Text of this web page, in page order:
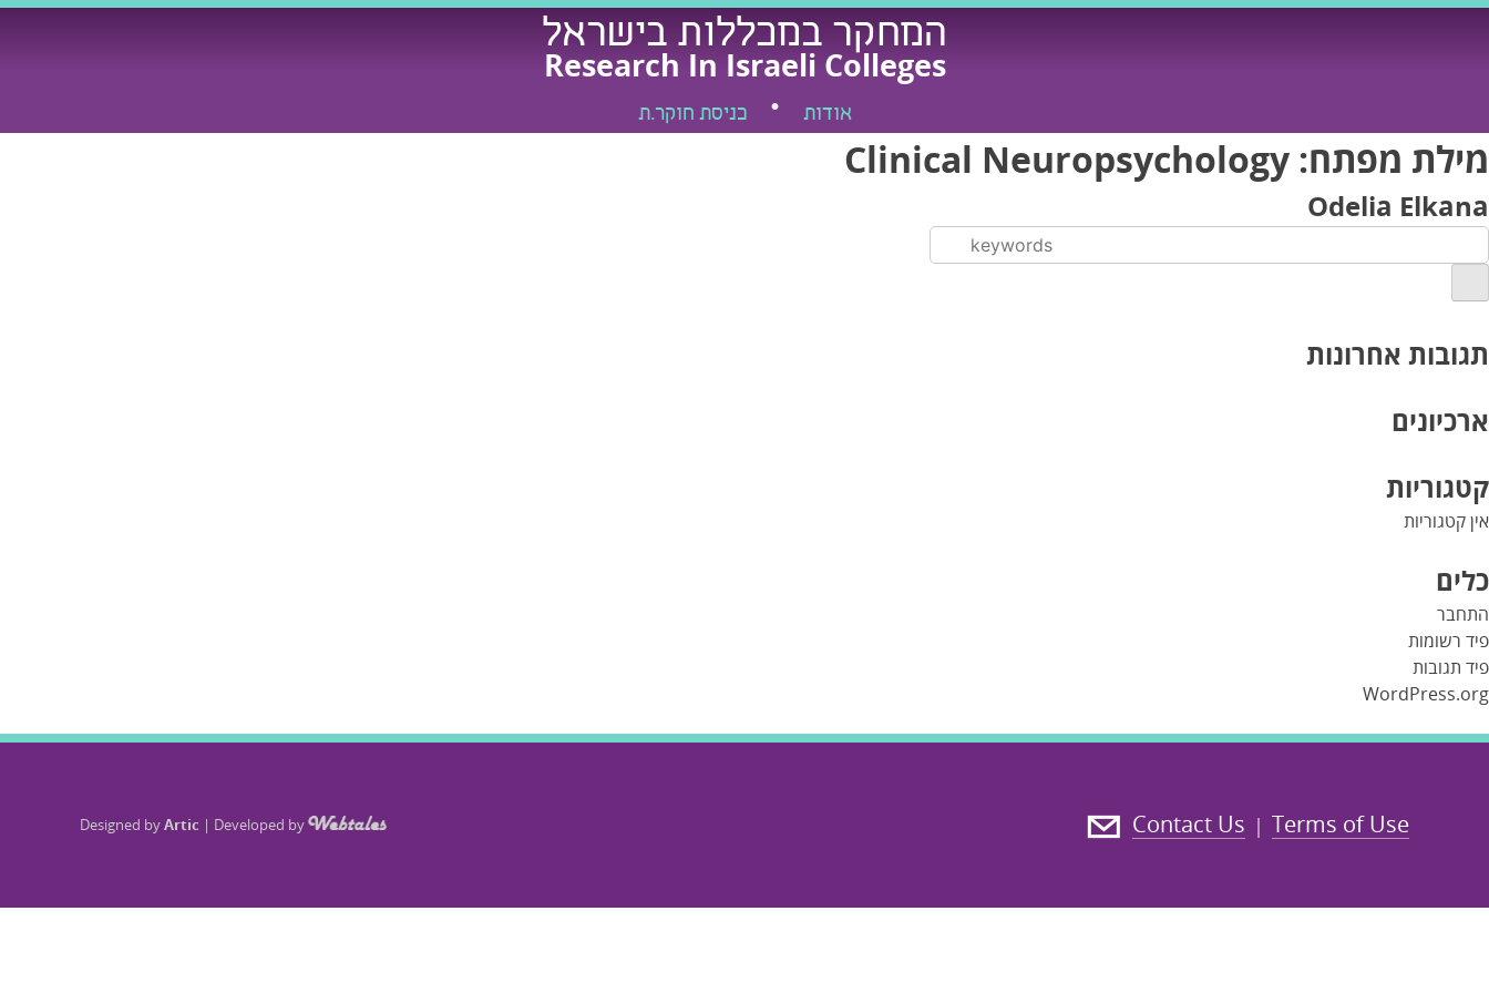
Skip
המחקר במכללות בישראל
Research In Israeli Colleges
אודות כניסת חוקר.ת
מילת מפתח: Clinical Neuropsychology
Odelia Elkana
תגובות אחרונות
ארכיונים
קטגוריות
אין קטגוריות
כלים
התחבר
פיד רשומות
פיד תגובות
WordPress.org
Terms of Use
|
Contact Us
Designed byArtic | Developed by